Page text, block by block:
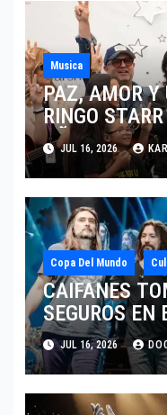
Musica
PAZ, AMOR Y
RINGO
AÑOS CON
HONORES DE
JUL 16, 2026
Copa Del Mundo
CAIFANES
SEGUROS EN
IDENTIDAD
JUL 16, 2026